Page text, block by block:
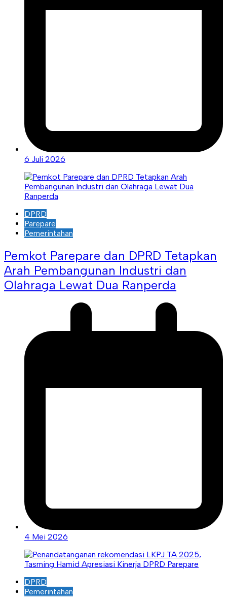
6 Juli 2026
DPRD
Parepare
Pemerintahan
Pemkot Parepare dan DPRD Tetapkan
Arah Pembangunan Industri dan
Olahraga Lewat Dua Ranperda
4 Mei 2026
DPRD
Pemerintahan